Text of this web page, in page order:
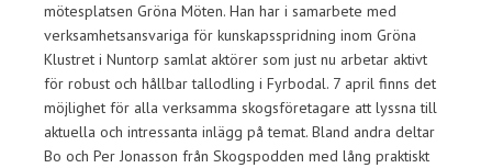
mötesplatsen Gröna Möten. Han har i samarbete med
verksamhetsansvariga för kunskapsspridning inom Gröna
Klustret i Nuntorp samlat aktörer som just nu arbetar aktivt
för robust och hållbar tallodling i Fyrbodal. 7 april finns det
möjlighet för alla verksamma skogsföretagare att lyssna till
aktuella och intressanta inlägg på temat. Bland andra deltar
Bo och Per Jonasson från Skogspodden med lång praktiskt